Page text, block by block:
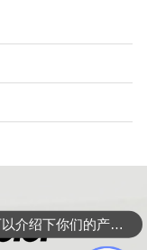
可以介绍下你们的产品么？